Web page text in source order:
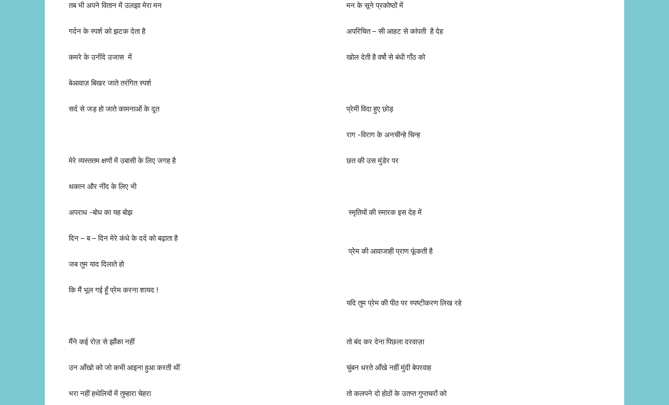
तब भी अपने वितान में उलझा मेरा मन
गर्दन के स्पर्श को झटक देता है
कमरे के उनींदे उजास में
बेआवाज़ बिखर जाते तरंगित स्पर्श
सर्द से जड़ हो जाते कामनाओं के दूत
मेरे व्यस्ततम क्षणों में उबासी के लिए जगह है
थकान और नींद के लिए भी
अपराध -बोध का यह बोझ
दिन – ब – दिन मेरे कंधे के दर्द को बढ़ाता है
जब तुम याद दिलाते हो
कि मैं भूल गई हूँ प्रेम करना शायद !
मैंने कई रोज़ से झाँका नहीं
उन आँखो को जो कभी आइना हुआ करती थीं
भरा नहीं हथेलियों में तुम्हारा चेहरा
मन के सूने प्रकोष्ठों में
अपरिचित – सी आहट से कांपती है देह
खोल देती है वर्षो से बंधी गाँठ को
प्रेमी विदा हुए छोड़
राग -विराग के अनचीन्हे चिन्ह
छत की उस मुंडेर पर
स्मृतियों की स्मारक इस देह में
प्रेम की आवाजाही प्राण फूंकती है
यदि तुम प्रेम की पीठ पर स्पष्टीकरण लिख रहे
तो बंद कर देना पिछला दरवाज़ा
चुंबन धरते आँखे नहीं मुंदी बेपरवाह
तो कलपने दो होठों के उतप्त गुप्तचरों को